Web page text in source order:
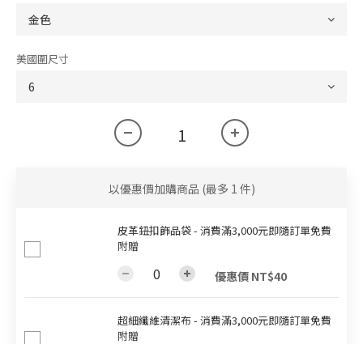
美國圍尺寸
以優惠價加購商品 (最多 1 件)
皮革鈕扣飾品袋 - 消費滿3,000元即隨訂單免費
附贈
優惠價 NT$40
超細纖維清潔布 - 消費滿3,000元即隨訂單免費
附贈